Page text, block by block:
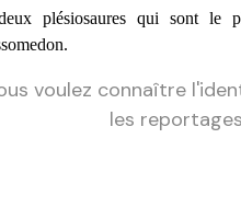
plésiosaures qui sont le
voulez connaître
les